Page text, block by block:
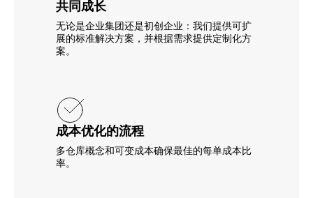
共同成长
无论是企业集团还是初创企业：我们提供可扩
展的标准解决方案，并根据需求提供定制化方
案。
成本优化的流程
多仓库概念和可变成本确保最佳的每单成本比
率。